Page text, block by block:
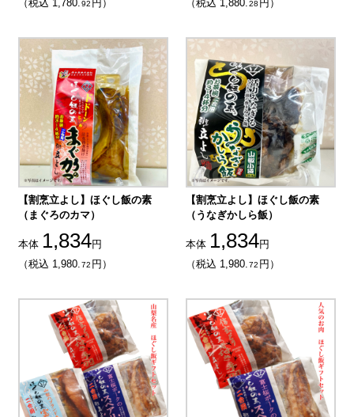
（税込 1,780.92 円） （税込 1,880.28 円）
【割烹立よし】ほぐし飯の素
（まぐろのカマ）
本体 1,834円
（税込 1,980.72 円）
【割烹立よし】ほぐし飯の素
（うなぎかしら飯）
本体 1,834円
（税込 1,980.72 円）